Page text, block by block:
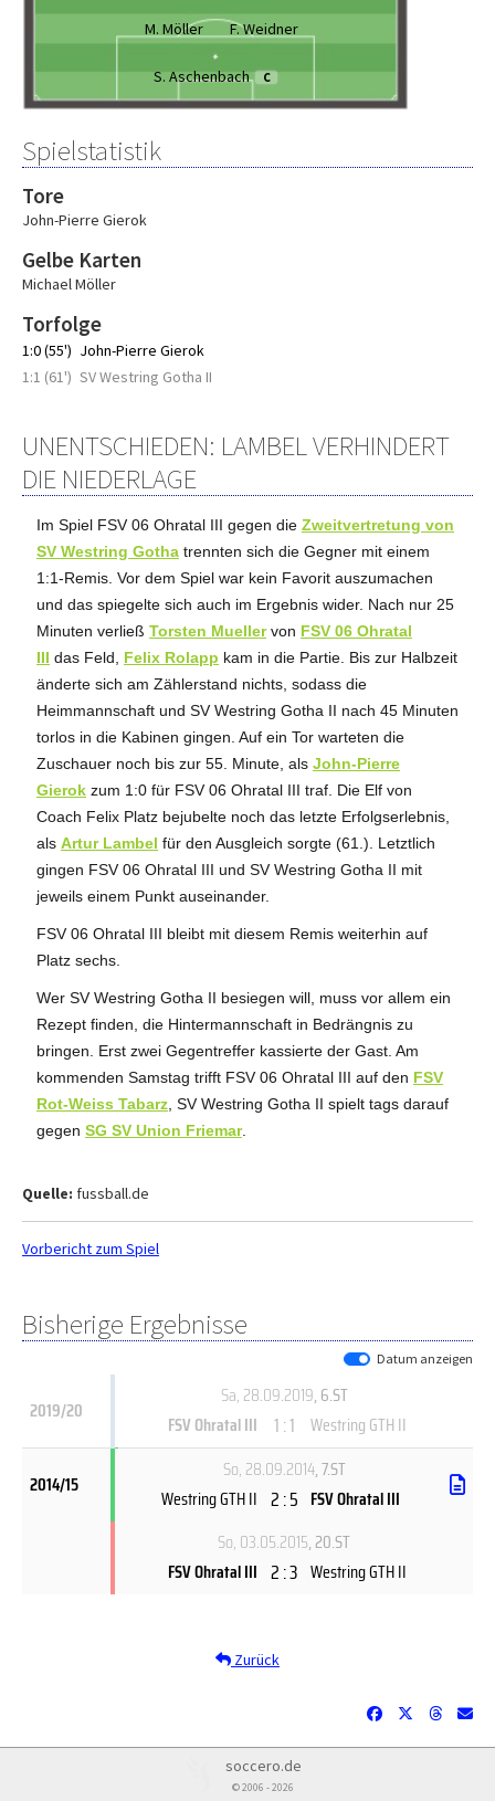
M. Möller F. Weidner
S. Aschenbach C
Spielstatistik
Tore
John-Pierre Gierok
Gelbe Karten
Michael Möller
Torfolge
1:0 (55') John-Pierre Gierok
1:1 (61') SV Westring Gotha II
UNENTSCHIEDEN: LAMBEL VERHINDERT
DIE NIEDERLAGE
Im Spiel FSV 06 Ohratal III gegen die Zweitvertretung von
SV Westring Gotha trennten sich die Gegner mit einem
1:1-Remis. Vor dem Spiel war kein Favorit auszumachen
und das spiegelte sich auch im Ergebnis wider. Nach nur 25
Minuten verließ Torsten Muellervon FSV 06 Ohratal
III das Feld, Felix Rolapp kam in die Partie. Bis zur Halbzeit
änderte sich am Zählerstand nichts, sodass die
Heimmannschaft und SV Westring Gotha II nach 45 Minuten
torlos in die Kabinen gingen. Auf ein Tor warteten die
Zuschauer noch bis zur 55. Minute, als John-Pierre
Gierok zum 1:0 für FSV 06 Ohratal III traf. Die Elf von
Coach Felix Platz bejubelte noch das letzte Erfolgserlebnis,
als Artur Lambel für den Ausgleich sorgte (61.). Letztlich
gingen FSV 06 Ohratal III und SV Westring Gotha II mit
jeweils einem Punkt auseinander.
FSV 06 Ohratal III bleibt mit diesem Remis weiterhin auf
Platz sechs.
Wer SV Westring Gotha II besiegen will, muss vor allem ein
Rezept finden, die Hintermannschaft in Bedrängnis zu
bringen. Erst zwei Gegentreffer kassierte der Gast. Am
kommenden Samstag trifft FSV 06 Ohratal III auf den FSV
Rot-Weiss Tabarz , SV Westring Gotha II spielt tags darauf
gegen SG SV Union Friemar.
Quelle: fussball.de
Vorbericht zum Spiel
Bisherige Ergebnisse
Datum anzeigen
2019/20
Sa, 28.09.2019, 6.ST
FSV Ohratal III
1 : 1 Westring GTH II
2014/15
So, 28.09.2014, 7.ST
Westring GTH II 2 : 5 FSV Ohratal III
So, 03.05.2015, 20.ST
FSV Ohratal III 2 : 3 Westring GTH II
Zurück
soccero.de
© 2006 - 2026